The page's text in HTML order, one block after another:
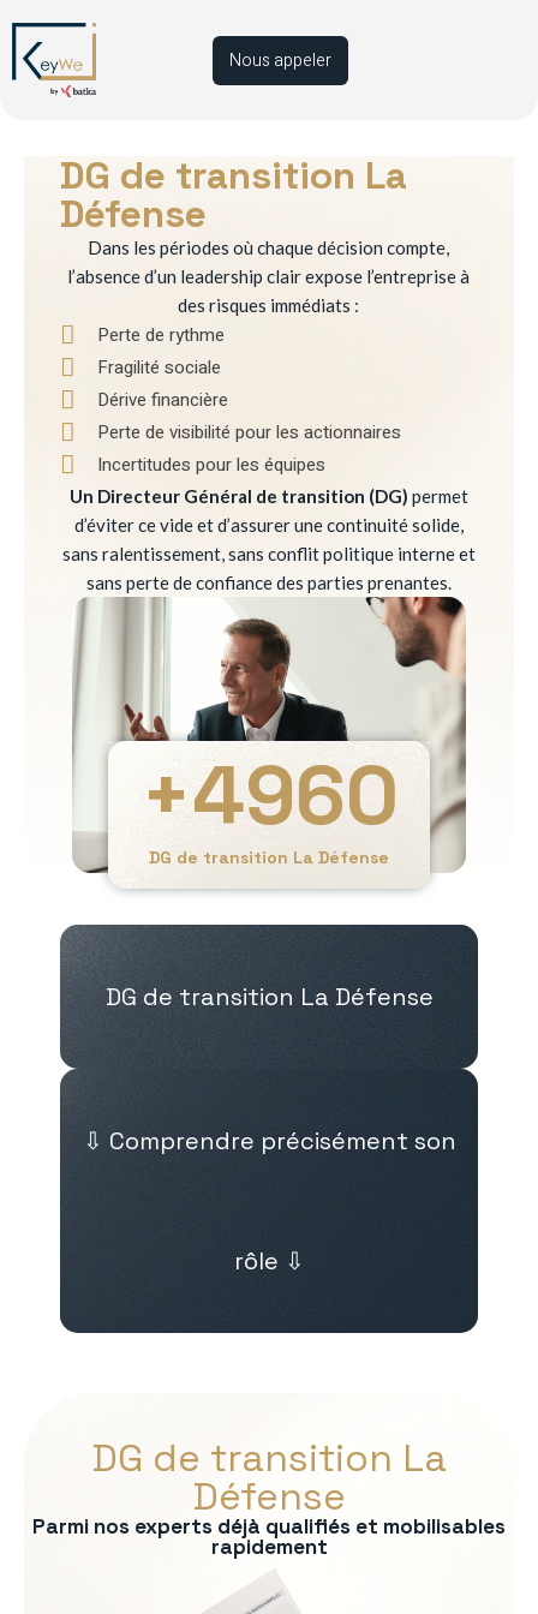
Nous appeler
DG de transition La
Défense
Dans les périodes où chaque décision compte,
l’absence d’un leadership clair expose l’entreprise à
des risques immédiats :
Perte de rythme
Fragilité sociale
Dérive financière
Perte de visibilité pour les actionnaires
Incertitudes pour les équipes
Un Directeur Général de transition (DG) permet
d’éviter ce vide et d’assurer une continuité solide,
sans ralentissement, sans conflit politique interne et
sans perte de confiance des parties prenantes.
DG de transition La Défense
+4960
DG de transition La Défense
⇩ Comprendre précisément son
rôle ⇩
DG de transition La
Défense
Parmi nos experts déjà qualifiés et mobilisables
rapidement